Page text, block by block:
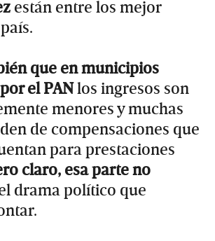
están entre los mejor
que en municipios
el PANlos ingresos son
menores y muchas
de compensaciones que
para prestaciones
claro, esa parte no
drama político que